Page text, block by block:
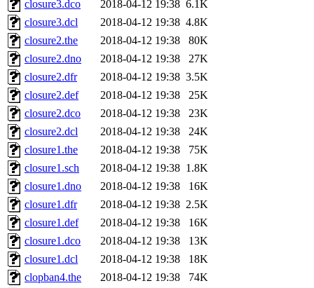
closure3.dco 2018-04-12 19:38 6.1K
closure3.dcl
2018-04-12 19:38 4.8K
closure2.the
2018-04-12 19:38
80K
closure2.dno
2018-04-12 19:38
27K
closure2.dfr
2018-04-12 19:38 3.5K
closure2.def
2018-04-12 19:38
25K
closure2.dco
2018-04-12 19:38
23K
closure2.dcl
2018-04-12 19:38
24K
closure1.the
2018-04-12 19:38
75K
closure1.sch
2018-04-12 19:38 1.8K
closure1.dno
2018-04-12 19:38
16K
closure1.dfr
2018-04-12 19:38 2.5K
closure1.def
2018-04-12 19:38
16K
closure1.dco
2018-04-12 19:38
13K
closure1.dcl
2018-04-12 19:38
18K
clopban4.the
2018-04-12 19:38
74K